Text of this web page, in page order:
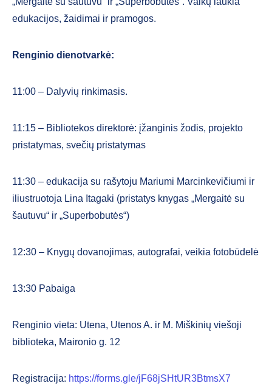
edukacijos, žaidimai ir pramogos.
Renginio dienotvarkė:
11:00 – Dalyvių rinkimasis.
11:15 – Bibliotekos direktorė: įžanginis žodis, projekto
pristatymas, svečių pristatymas
11:30 – edukacija su rašytoju Mariumi Marcinkevičiumi ir
iliustruotoja Lina Itagaki (pristatys knygas „Mergaitė su
šautuvu“ ir „Superbobutės“)
12:30 – Knygų dovanojimas, autografai, veikia fotobūdelė
13:30 Pabaiga
Renginio vieta: Utena, Utenos A. ir M. Miškinių viešoji
biblioteka, Maironio g. 12
Registracija: https://forms.gle/jF68jSHtUR3BtmsX7